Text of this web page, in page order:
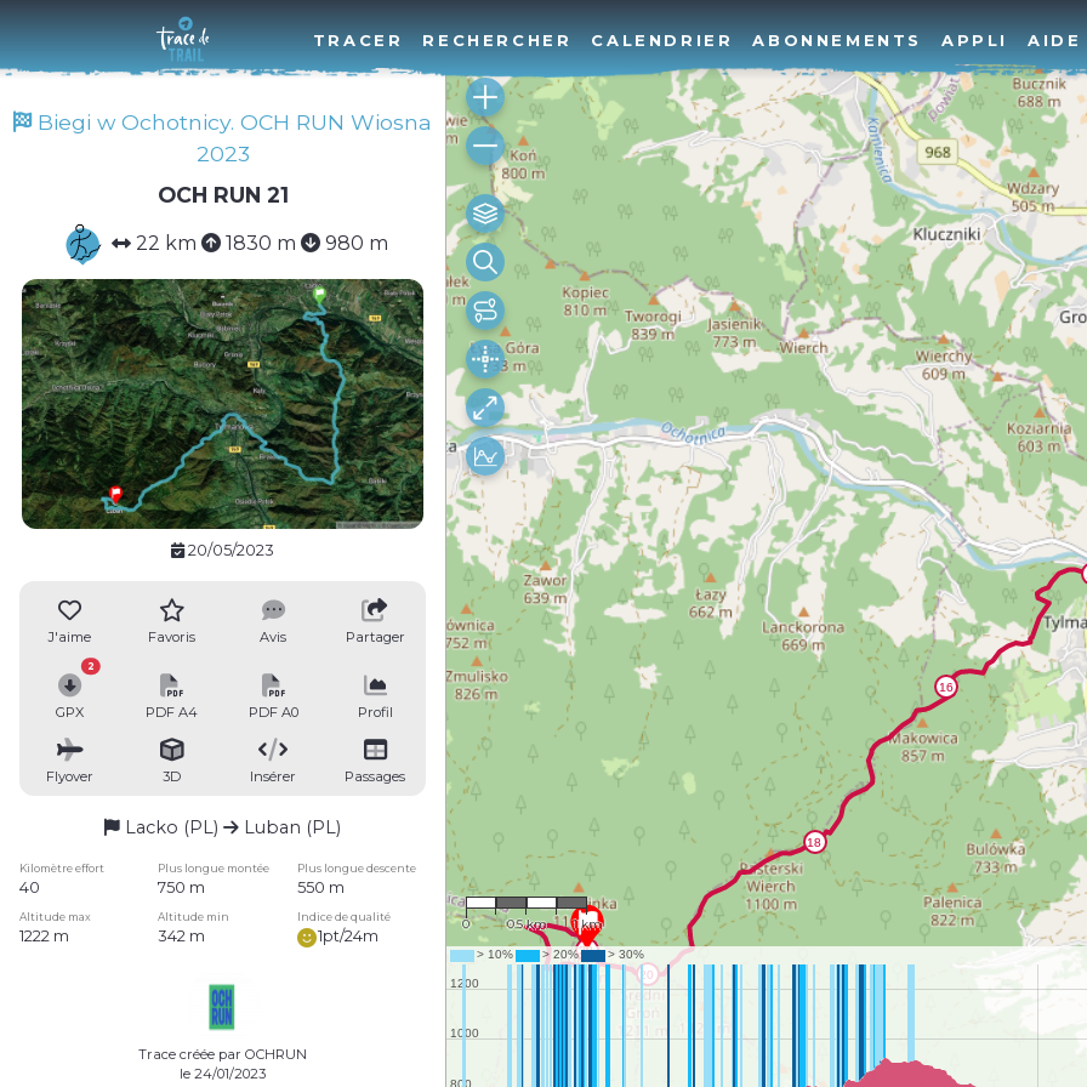
TRACER RECHERCHER CALENDRIER ABONNEMENTS APPLI AIDE
Biegi w Ochotnicy. OCH RUN Wiosna
2023
OCH RUN 21
22 km 1830 m 980 m
20/05/2023
J'aime Favoris Avis Partager
GPX
2
PDF A4 PDF A0 Profil
Flyover 3D Insérer Passages
Lacko (PL) Luban (PL)
Kilomètre effort Plus longue montée Plus longue descente
40 750 m 550 m
Altitude max Altitude min Indice de qualité
1222 m 342 m 1pt/24m
Trace créée par OCHRUN
le 24/01/2023
1 : 35,868
0 0.5 km 1 km